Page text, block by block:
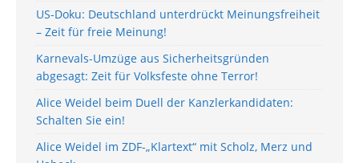
US-Doku: Deutschland unterdrückt Meinungsfreiheit
– Zeit für freie Meinung!
Karnevals-Umzüge aus Sicherheitsgründen
abgesagt: Zeit für Volksfeste ohne Terror!
Alice Weidel beim Duell der Kanzlerkandidaten:
Schalten Sie ein!
Alice Weidel im ZDF-„Klartext“ mit Scholz, Merz und